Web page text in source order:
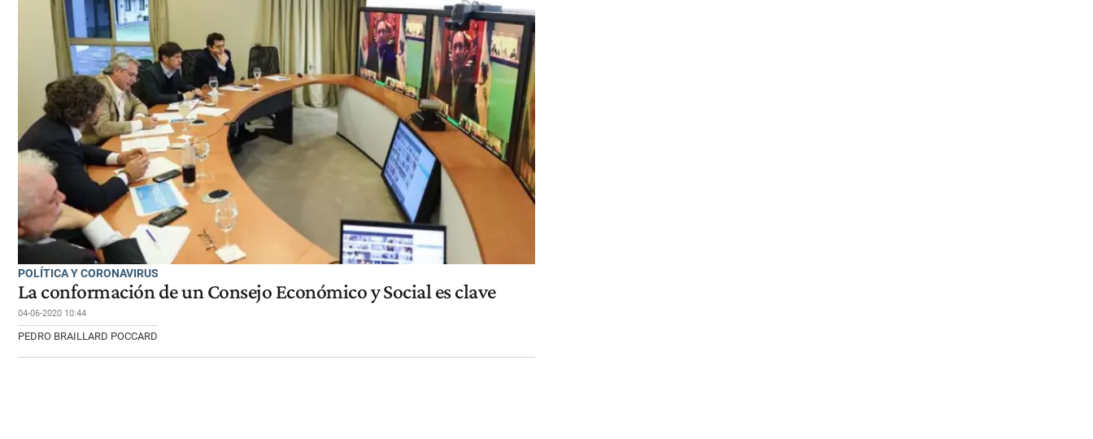
POLÍTICA Y CORONAVIRUS
La conformación de un Consejo Económico y Social es clave
04-06-2020 10:44
PEDRO BRAILLARD POCCARD